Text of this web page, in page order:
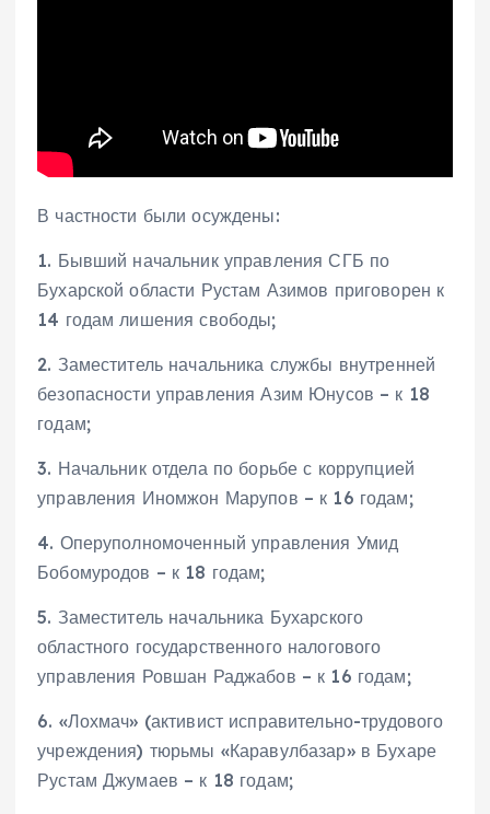
В частности были осуждены:
1. Бывший начальник управления СГБ по
Бухарской области Рустам Азимов приговорен к
14 годам лишения свободы;
2. Заместитель начальника службы внутренней
безопасности управления Азим Юнусов – к 18
годам;
3. Начальник отдела по борьбе с коррупцией
управления Иномжон Марупов – к 16 годам;
4. Оперуполномоченный управления Умид
Бобомуродов – к 18 годам;
5. Заместитель начальника Бухарского
областного государственного налогового
управления Ровшан Раджабов – к 16 годам;
6. «Лохмач» (активист исправительно-трудового
учреждения) тюрьмы «Каравулбазар» в Бухаре
Рустам Джумаев – к 18 годам;